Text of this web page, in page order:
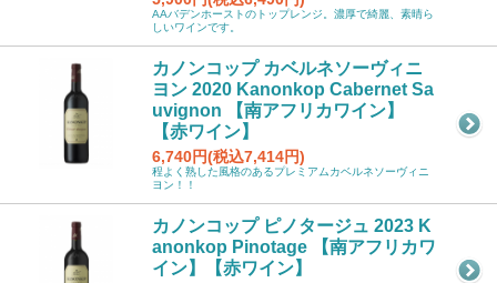
AAバデンホーストのトップレンジ。濃厚で綺麗、素晴ら
しいワインです。
カノンコップ カベルネソーヴィニ
ヨン 2020 Kanonkop Cabernet Sa
uvignon 【南アフリカワイン】
【赤ワイン】
6,740円(税込7,414円)
程よく熟した風格のあるプレミアムカベルネソーヴィニ
ヨン！！
カノンコップ ピノタージュ 2023 K
anonkop Pinotage 【南アフリカワ
イン】【赤ワイン】